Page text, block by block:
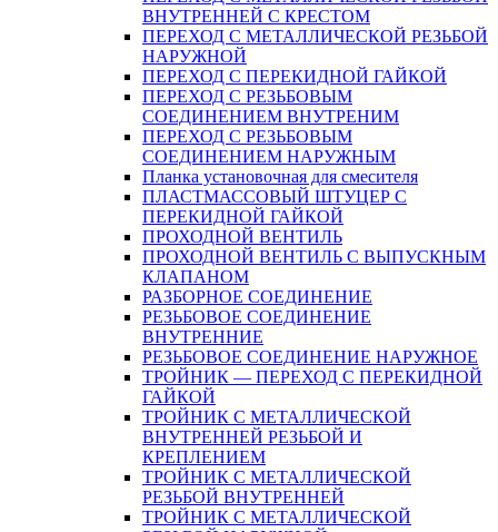
ВНУТРЕННЕЙ С КРЕСТОМ
ПЕРЕХОД С МЕТАЛЛИЧЕСКОЙ РЕЗЬБОЙ
НАРУЖНОЙ
ПЕРЕХОД С ПЕРЕКИДНОЙ ГАЙКОЙ
ПЕРЕХОД С РЕЗЬБОВЫМ
СОЕДИНЕНИЕМ ВНУТРЕНИМ
ПЕРЕХОД С РЕЗЬБОВЫМ
СОЕДИНЕНИЕМ НАРУЖНЫМ
Планка установочная для смесителя
ПЛАСТМАССОВЫЙ ШТУЦЕР С
ПЕРЕКИДНОЙ ГАЙКОЙ
ПРОХОДНОЙ ВЕНТИЛЬ
ПРОХОДНОЙ ВЕНТИЛЬ С ВЫПУСКНЫМ
КЛАПАНОМ
РАЗБОРНОЕ СОЕДИНЕНИЕ
РЕЗЬБОВОЕ СОЕДИНЕНИЕ
ВНУТРЕННИЕ
РЕЗЬБОВОЕ СОЕДИНЕНИЕ НАРУЖНОЕ
ТРОЙНИК — ПЕРЕХОД С ПЕРЕКИДНОЙ
ГАЙКОЙ
ТРОЙНИК С МЕТАЛЛИЧЕСКОЙ
ВНУТРЕННЕЙ РЕЗЬБОЙ И
КРЕПЛЕНИЕМ
ТРОЙНИК С МЕТАЛЛИЧЕСКОЙ
РЕЗЬБОЙ ВНУТРЕННЕЙ
ТРОЙНИК С МЕТАЛЛИЧЕСКОЙ